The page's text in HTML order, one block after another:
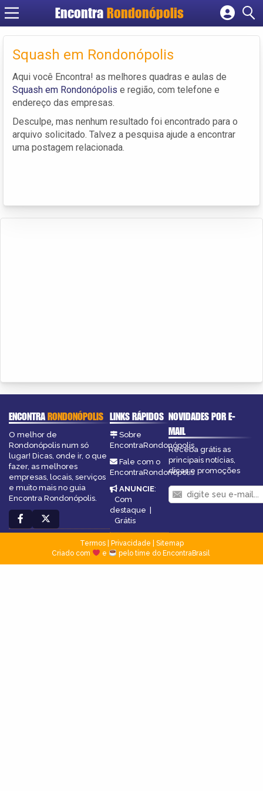
Encontra Rondonópolis
Cadastrar empresa
Criar conta
Squash em Rondonópolis
Aqui você Encontra! as melhores quadras e aulas de
Squash em Rondonópolis e região, com telefone e
endereço das empresas.
Desculpe, mas nenhum resultado foi encontrado para o
arquivo solicitado. Talvez a pesquisa ajude a encontrar
uma postagem relacionada.
ENCONTRARONDONÓPOLIS
O melhor de
Rondonópolis num só
lugar! Dicas, onde ir, o que
fazer, as melhores
empresas, locais, serviços
e muito mais no guia
Encontra Rondonópolis.
LINKS RÁPIDOS
Sobre
EncontraRondonópolis
Fale com o
EncontraRondonópolis
ANUNCIE:
Com
destaque |
Grátis
NOVIDADES POR E-
MAIL
Receba grátis as
principais notícias,
dicas e promoções
Termos| Privacidade
Sitemap
Criado com
e pelo time do EncontraBrasil